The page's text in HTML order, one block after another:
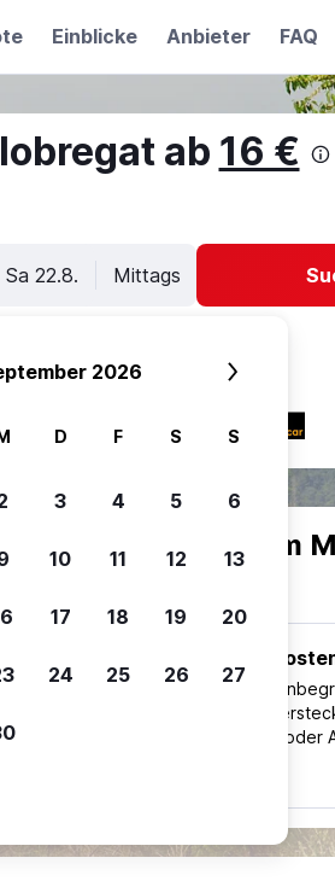
Einblicke Anbieter FAQ
ab 16 €
Sa 22.8. Mittags
entscheiden, um
von Trips
nach
Nutze
ohne
Kosten oder
2026
D F S S
3 4 5 6
10 11 12 13
17 18 19 20
24 25 26 27